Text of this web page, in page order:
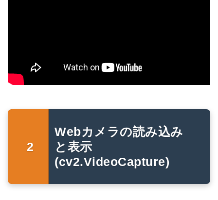
Webカメラの読み込み
と表示
(cv2.VideoCapture)